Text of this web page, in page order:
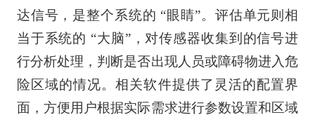
达信号，是整个系统的 “眼睛”。评估单元则相
当于系统的 “大脑”，对传感器收集到的信号进
行分析处理，判断是否出现人员或障碍物进入危
险区域的情况。相关软件提供了灵活的配置界
面，方便用户根据实际需求进行参数设置和区域